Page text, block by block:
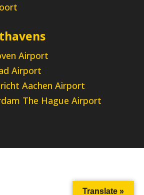
Airport
Airport
Aachen Airport
The Hague Airport
Translate »